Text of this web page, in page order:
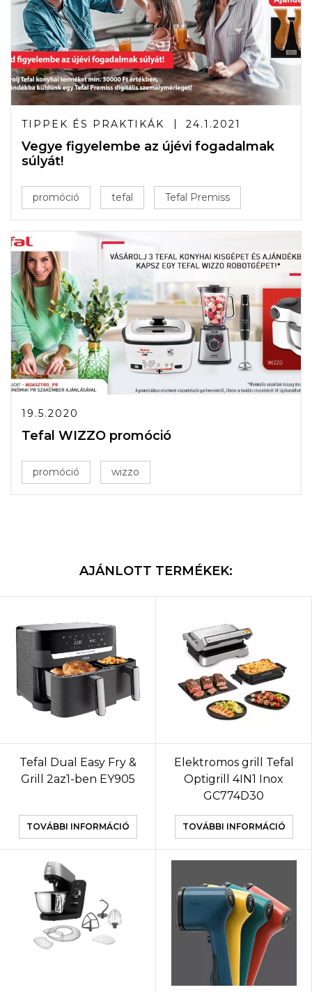
TIPPEK ÉS PRAKTIKÁK 24.1.2021
Vegye figyelembe az újévi fogadalmak
súlyát!
promóció tefal Tefal Premiss
19.5.2020
Tefal WIZZO promóció
promóció wizzo
AJÁNLOTT TERMÉKEK:
Tefal Dual Easy Fry &
Grill 2az1-ben EY905
TOVÁBBI INFORMÁCIÓ
Elektromos grill Tefal
Optigrill 4IN1 Inox
GC774D30
TOVÁBBI INFORMÁCIÓ